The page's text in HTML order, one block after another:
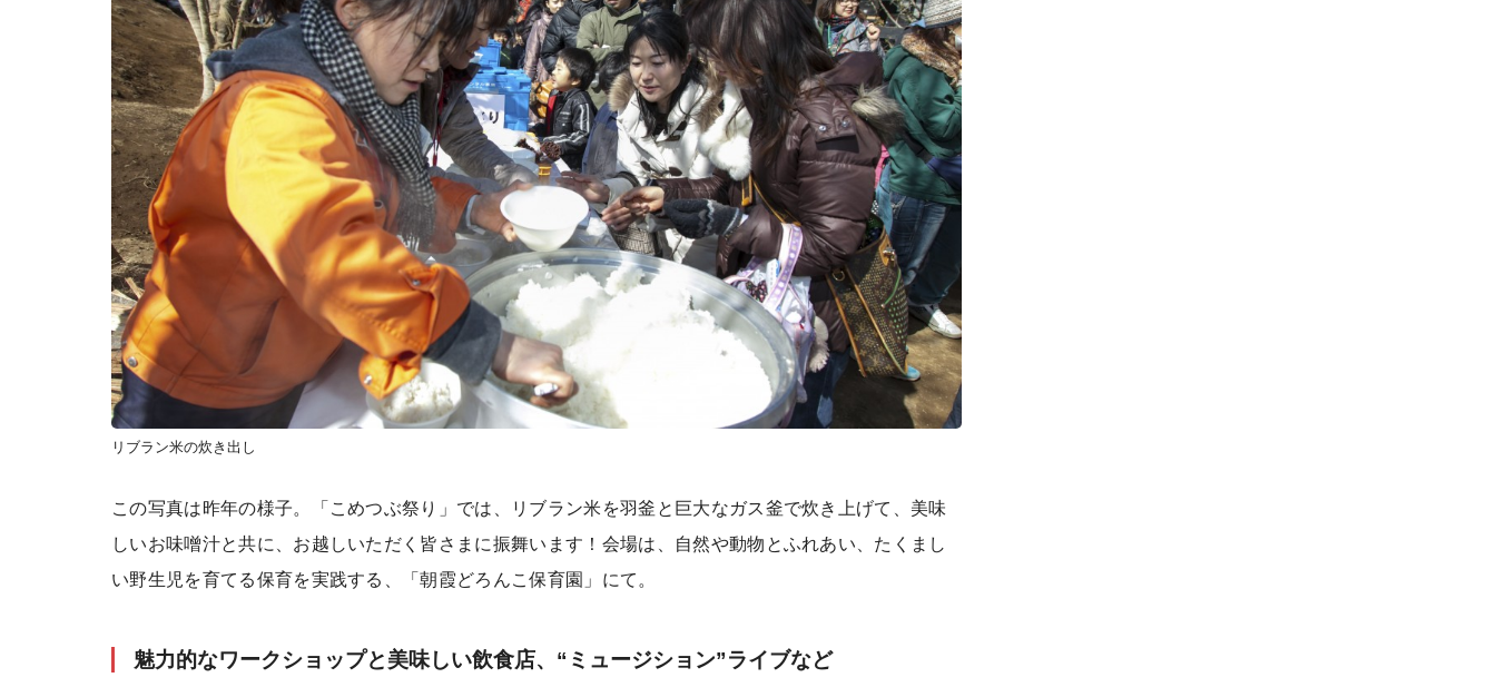
リブラン米の炊き出し
この写真は昨年の様子。「こめつぶ祭り」では、リブラン米を羽釜と巨大なガス釜で炊き上げて、美味
しいお味噌汁と共に、お越しいただく皆さまに振舞います！会場は、自然や動物とふれあい、たくまし
い野生児を育てる保育を実践する、「朝霞どろんこ保育園」にて。
魅力的なワークショップと美味しい飲食店、“ミュージション”ライブなど